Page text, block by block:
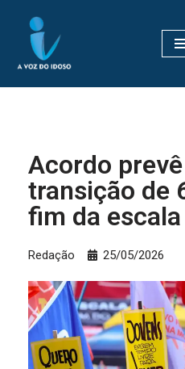
Pular
para
Acordo
transição de
fim da escala
Redação 25/05/2026